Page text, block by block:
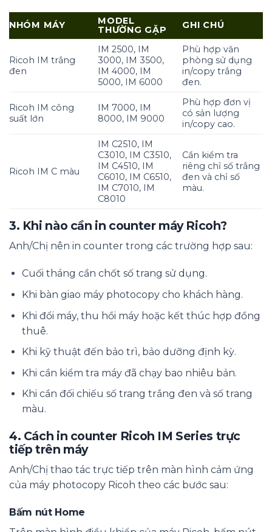
NHÓM MÁY
MODEL
THƯỜNG GẶP
GHI CHÚ
Ricoh IM trắng
đen
IM 2500, IM
3000, IM 3500,
IM 4000, IM
5000, IM 6000
Phù hợp văn
phòng sử dụng
in/copy trắng
đen.
Ricoh IM công
suất lớn
IM 7000, IM
8000, IM 9000
Phù hợp đơn vị
có sản lượng
in/copy cao.
Ricoh IM C màu
IM C2510, IM
C3010, IM C3510,
IM C4510, IM
C6010, IM C6510,
IM C7010, IM
C8010
Cần kiểm tra
riêng chỉ số trắng
đen và chỉ số
màu.
3. Khi nào cần in counter máy Ricoh?
Anh/Chị nên in counter trong các trường hợp sau:
Cuối tháng cần chốt số trang sử dụng.
Khi bàn giao máy photocopy cho khách hàng.
Khi đổi máy, thu hồi máy hoặc kết thúc hợp đồng
thuê.
Khi kỹ thuật đến bảo trì, bảo dưỡng định kỳ.
Khi cần kiểm tra máy đã chạy bao nhiêu bản.
Khi cần đối chiếu số trang trắng đen và số trang
màu.
4. Cách in counter Ricoh IM Series trực
tiếp trên máy
Anh/Chị thao tác trực tiếp trên màn hình cảm ứng
của máy photocopy Ricoh theo các bước sau:
Bấm nút Home